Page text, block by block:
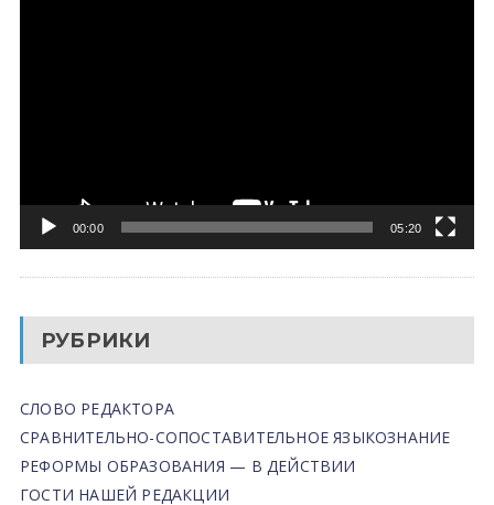
00:00 05:20
РУБРИКИ
СЛОВО РЕДАКТОРА
СРАВНИТЕЛЬНО-СОПОСТАВИТЕЛЬНОЕ ЯЗЫКОЗНАНИЕ
РЕФОРМЫ ОБРАЗОВАНИЯ — В ДЕЙСТВИИ
ГОСТИ НАШЕЙ РЕДАКЦИИ